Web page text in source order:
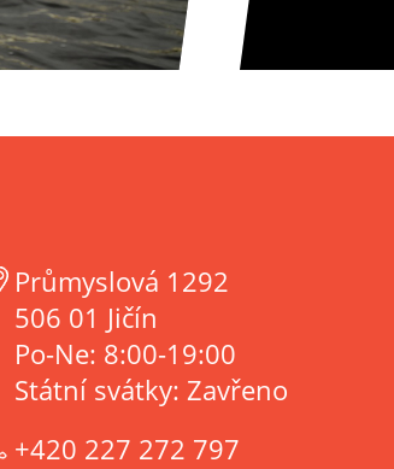
Průmyslová 1292
506 01 Jičín
Po-Ne: 8:00-19:00
Státní svátky: Zavřeno
+420 227 272 797